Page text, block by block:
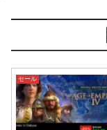
セール